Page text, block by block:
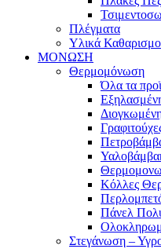
Πλέγματα
Υλικά
ΜΟΝΩΣΗ
Θερμομόνωση
Όλα τα
Κόλλες
Πάνελ
Στεγάνωση –